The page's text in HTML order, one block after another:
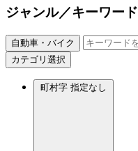
ジャンル／キーワード
自動車・バイク
カテゴリ選択
町村字 指定なし